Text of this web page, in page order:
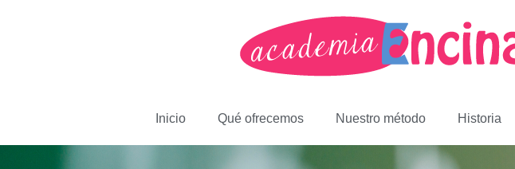
Inicio Qué ofrecemos Nuestro método Historia